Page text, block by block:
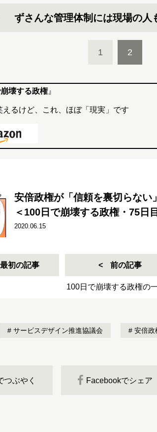
ずさんな管理体制には現場の人
1 2
壊する政権』
えるけど、これ、ほぼ「現実」です
安倍政権が「信頼を裏切らな
＜100日で崩壊する政権・75日
2020.06.15
初の記事 前の記事
100日で崩壊する政権の
サービスデザイン推進協議会 安倍政
つぶやく Facebookでシェア